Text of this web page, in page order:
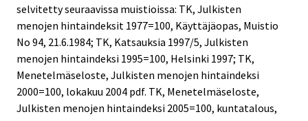
selvitetty seuraavissa muistioissa: TK, Julkisten
menojen hintaindeksit 1977=100, Käyttäjäopas, Muistio
No 94, 21.6.1984; TK, Katsauksia 1997/5, Julkisten
menojen hintaindeksi 1995=100, Helsinki 1997; TK,
Menetelmäseloste, Julkisten menojen hintaindeksi
2000=100, lokakuu 2004 pdf. TK, Menetelmäseloste,
Julkisten menojen hintaindeksi 2005=100, kuntatalous,